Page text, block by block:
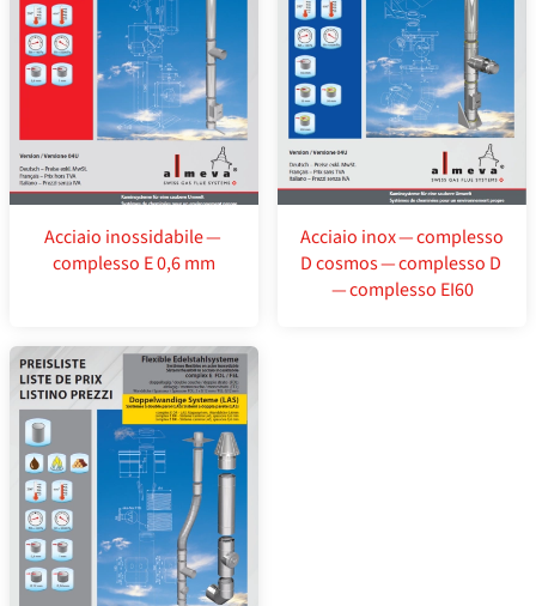
Acciaio inossidabile —
complesso E 0,6 mm
Acciaio inox — complesso
D cosmos — complesso D
— complesso EI60